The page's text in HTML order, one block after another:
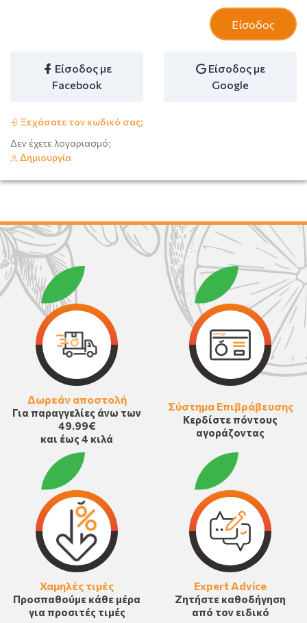
Είσοδος
Είσοδος με
Facebook
Είσοδος με
Google
Ξεχάσατε τον κωδικό σας;
Δεν έχετε λογαριασμό;
Δημιουργία
Δωρεάν αποστολή
Για παραγγελίες άνω των
49.99€
και έως 4 κιλά
Σύστημα Επιβράβευσης
Κερδίστε πόντους
αγοράζοντας
Χαμηλές τιμές
Προσπαθούμε κάθε μέρα
για προσιτές τιμές
Expert Advice
Ζητήστε καθοδήγηση
από τον ειδικό